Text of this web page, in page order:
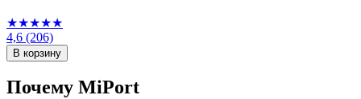
★★★★★
4,6 (206)
В корзину
Почему MiPort